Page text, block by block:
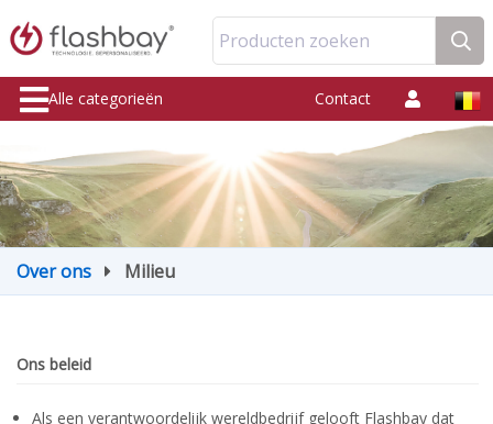
Producten zoeken
Alle categorieën Contact
Over ons Milieu
Ons beleid
Als een verantwoordelijk wereldbedrijf gelooft Flashbay dat